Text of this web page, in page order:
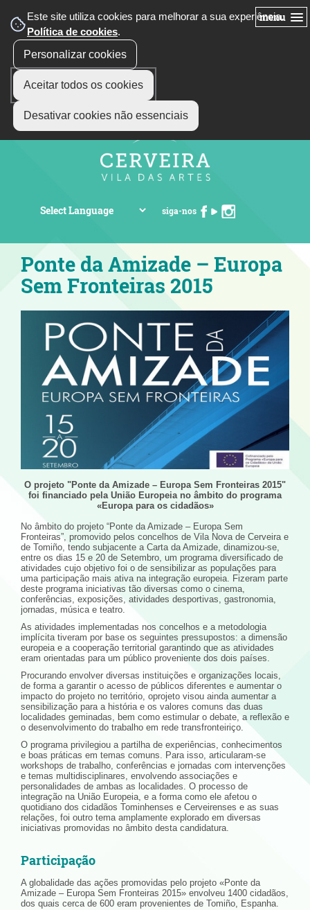
Este site utiliza cookies para melhorar a sua experiência.
Política de cookies.
Personalizar cookies
Aceitar todos os cookies
Desativar cookies não essenciais
menu
siga-nos
Ponte da Amizade – Europa
Sem Fronteiras 2015
O projeto "Ponte da Amizade – Europa Sem Fronteiras 2015"
foi financiado pela União Europeia no âmbito do programa
«Europa para os cidadãos»
No âmbito do projeto “Ponte da Amizade – Europa Sem
Fronteiras”, promovido pelos concelhos de Vila Nova de Cerveira e
de Tomiño, tendo subjacente a Carta da Amizade, dinamizou-se,
entre os dias 15 e 20 de Setembro, um programa diversificado de
atividades cujo objetivo foi o de sensibilizar as populações para
uma participação mais ativa na integração europeia. Fizeram parte
deste programa iniciativas tão diversas como o cinema,
conferências, exposições, atividades desportivas, gastronomia,
jornadas, música e teatro.
As atividades implementadas nos concelhos e a metodologia
implícita tiveram por base os seguintes pressupostos: a dimensão
europeia e a cooperação territorial garantindo que as atividades
eram orientadas para um público proveniente dos dois países.
Procurando envolver diversas instituições e organizações locais,
de forma a garantir o acesso de públicos diferentes e aumentar o
impacto do projeto no território, oprojeto visou ainda aumentar a
sensibilização para a história e os valores comuns das duas
localidades geminadas, bem como estimular o debate, a reflexão e
o desenvolvimento do trabalho em rede transfronteiriço.
O programa privilegiou a partilha de experiências, conhecimentos
e boas práticas em temas comuns. Para isso, articularam-se
workshops de trabalho, conferências e jornadas com intervenções
e temas multidisciplinares, envolvendo associações e
personalidades de ambas as localidades. O processo de
integração na União Europeia, e a forma como ele afetou o
quotidiano dos cidadãos Tominhenses e Cerveirenses e as suas
relações, foi outro tema amplamente explorado em diversas
iniciativas promovidas no âmbito desta candidatura.
Participação
A globalidade das ações promovidas pelo projeto «Ponte da
Amizade – Europa Sem Fronteiras 2015» envolveu 1400 cidadãos,
dos quais cerca de 600 eram provenientes de Tomiño, Espanha.